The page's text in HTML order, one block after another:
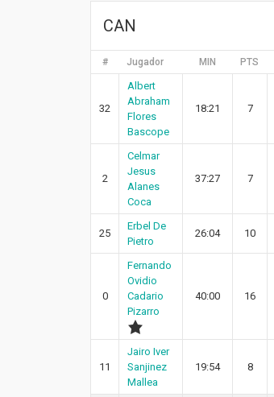
CAN
# Jugador MIN PTS
32
Albert
Abraham
Flores
Bascope
18:21 7
2
Celmar
Jesus
Alanes
Coca
37:27 7
25
Erbel De
Pietro
26:04 10
0
Fernando
Ovidio
Cadario
Pizarro
40:00 16
11
Jairo Iver
Sanjinez
Mallea
19:54 8